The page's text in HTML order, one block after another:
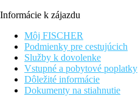
Informácie k zájazdu
Môj FISCHER
Podmienky pre cestujúcich
Služby k dovolenke
Vstupné a pobytové poplatky
Dôležité informácie
Dokumenty na stiahnutie